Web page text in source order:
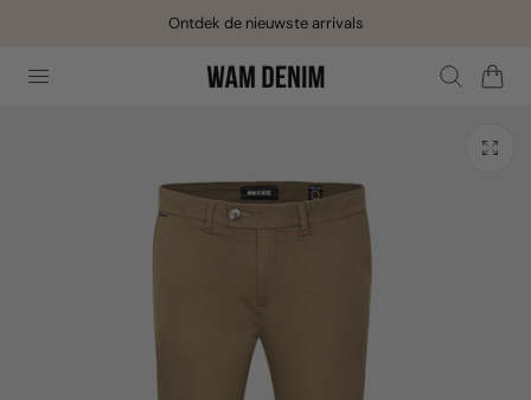
Ontdek de nieuwste arrivals